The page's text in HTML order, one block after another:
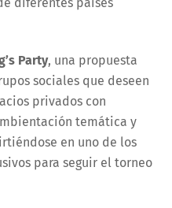
Party, una propuesta
sociales que deseen
privados con
temática y
en uno de los
para seguir el torneo